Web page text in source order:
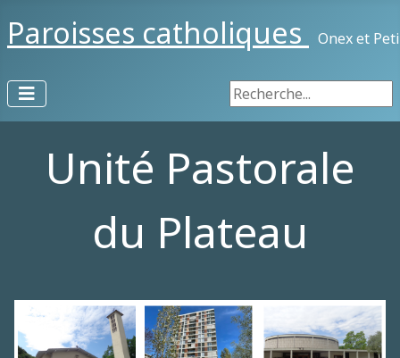
Paroisses catholiques Onex et
Rechercher
Unité Pastorale
du Plateau